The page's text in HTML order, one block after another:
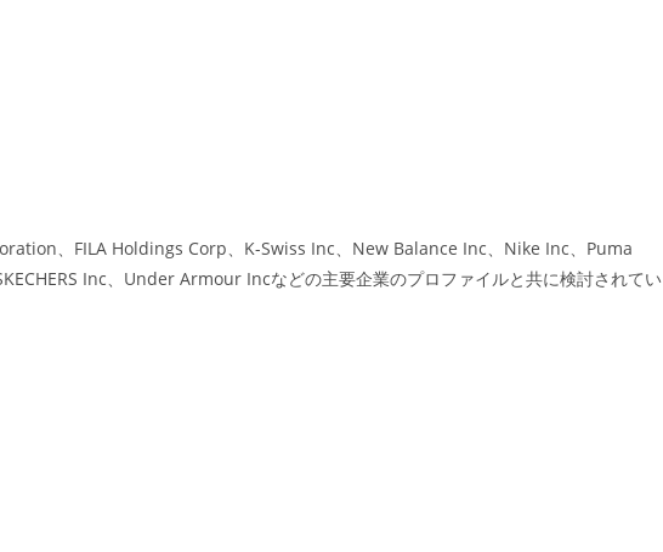
、FILA Holdings Corp、K-Swiss Inc、New Balance Inc、Nike Inc、Puma
Inc、Under Armour Incなどの主要企業のプロファイルと共に検討されてい